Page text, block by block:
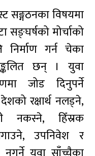
सङ्गठनका विषयमा
सङ्घर्षको मोर्चाको
निर्माण गर्न चेका
छन् । युवा
जोड दिनुपर्ने
रक्षार्थ नलड्ने,
नकस्ने, हिँस्रक
उपनिवेश र